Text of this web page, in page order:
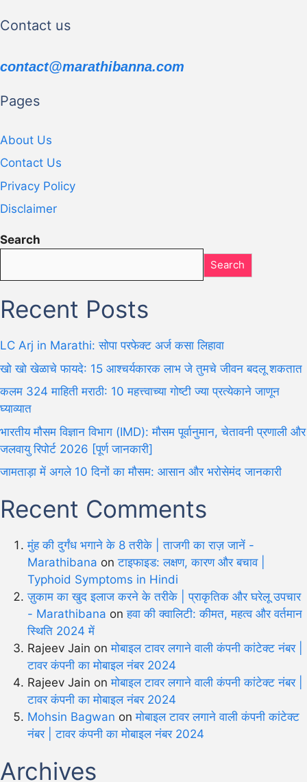
Contact us
contact@marathibanna.com
Pages
About Us
Contact Us
Privacy Policy
Disclaimer
Search
Search
Recent Posts
LC Arj in Marathi: सोपा परफेक्ट अर्ज कसा लिहावा
खो खो खेळाचे फायदे: 15 आश्चर्यकारक लाभ जे तुमचे जीवन बदलू शकतात
कलम 324 माहिती मराठी: 10 महत्त्वाच्या गोष्टी ज्या प्रत्येकाने जाणून
घ्याव्यात
भारतीय मौसम विज्ञान विभाग (IMD): मौसम पूर्वानुमान, चेतावनी प्रणाली और
जलवायु रिपोर्ट 2026 [पूर्ण जानकारी]
जामताड़ा में अगले 10 दिनों का मौसम: आसान और भरोसेमंद जानकारी
Recent Comments
मुंह की दुर्गंध भगाने के 8 तरीके | ताजगी का राज़ जानें -
Marathibana onटाइफाइड: लक्षण, कारण और बचाव |
Typhoid Symptoms in Hindi
ज़ुकाम का खुद इलाज करने के तरीके | प्राकृतिक और घरेलू उपचार
- Marathibana onहवा की क्वालिटी: कीमत, महत्व और वर्तमान
स्थिति 2024 में
Rajeev Jain onमोबाइल टावर लगाने वाली कंपनी कांटेक्ट नंबर |
टावर कंपनी का मोबाइल नंबर 2024
Rajeev Jain onमोबाइल टावर लगाने वाली कंपनी कांटेक्ट नंबर |
टावर कंपनी का मोबाइल नंबर 2024
Mohsin Bagwan onमोबाइल टावर लगाने वाली कंपनी कांटेक्ट
नंबर | टावर कंपनी का मोबाइल नंबर 2024
Archives